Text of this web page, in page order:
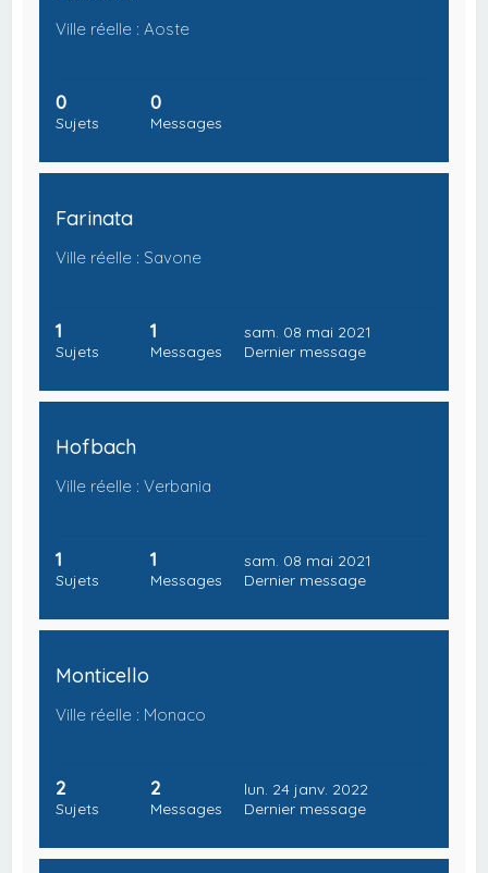
Ville réelle : Aoste
0
Sujets
0
Messages
Farinata
Ville réelle : Savone
1
Sujets
1
Messages
sam. 08 mai 2021
Dernier message
Hofbach
Ville réelle : Verbania
1
Sujets
1
Messages
sam. 08 mai 2021
Dernier message
Monticello
Ville réelle : Monaco
2
Sujets
2
Messages
lun. 24 janv. 2022
Dernier message